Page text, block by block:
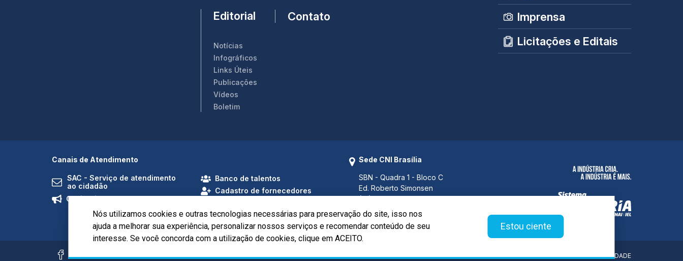
Editorial
Notícias
Infográficos
Links Úteis
Publicações
Vídeos
Boletim
Contato
Imprensa
Licitações e Editais
Canais de Atendimento
SAC - Serviço de atendimento
ao cidadão
Ouvidoria
Banco de talentos
Cadastro de fornecedores
Sede CNI Brasília
SBN - Quadra 1 - Bloco C
Ed. Roberto Simonsen
(61) 3317 9000
(61) 3317 9994 (Fax)
Brasília - DF CEP 70040-903
POLÍTICA DE PRIVACIDADE
Nós utilizamos cookies e outras tecnologias necessárias para preservação do site, isso nos
ajuda a melhorar sua experiência, personalizar nossos serviços e recomendar conteúdo de seu
interesse. Se você concorda com a utilização de cookies, clique em ACEITO.
Estou ciente